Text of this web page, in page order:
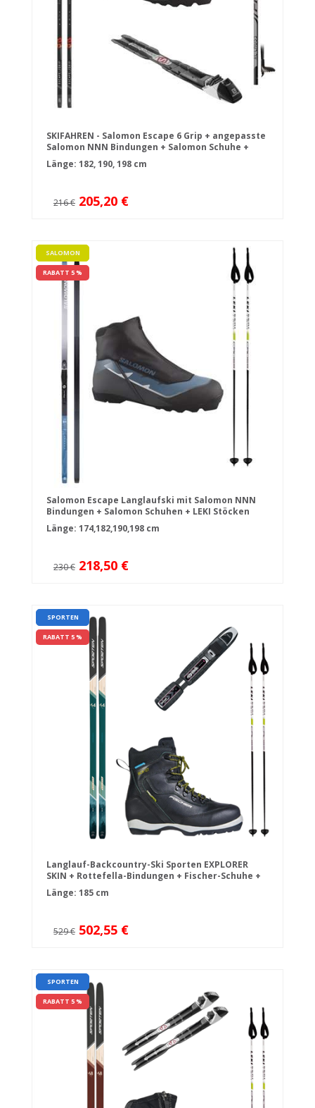
SKIFAHREN - Salomon Escape 6 Grip + angepasste
Salomon NNN Bindungen + Salomon Schuhe +
Stöcke
Länge: 182, 190, 198 cm
216 € 205,20 €
SALOMON
RABATT 5 %
Salomon Escape Langlaufski mit Salomon NNN
Bindungen + Salomon Schuhen + LEKI Stöcken
Länge: 174,182,190,198 cm
230 € 218,50 €
SPORTEN
RABATT 5 %
Langlauf-Backcountry-Ski Sporten EXPLORER
SKIN + Rottefella-Bindungen + Fischer-Schuhe +
Stöcke
Länge: 185 cm
529 € 502,55 €
SPORTEN
RABATT 5 %